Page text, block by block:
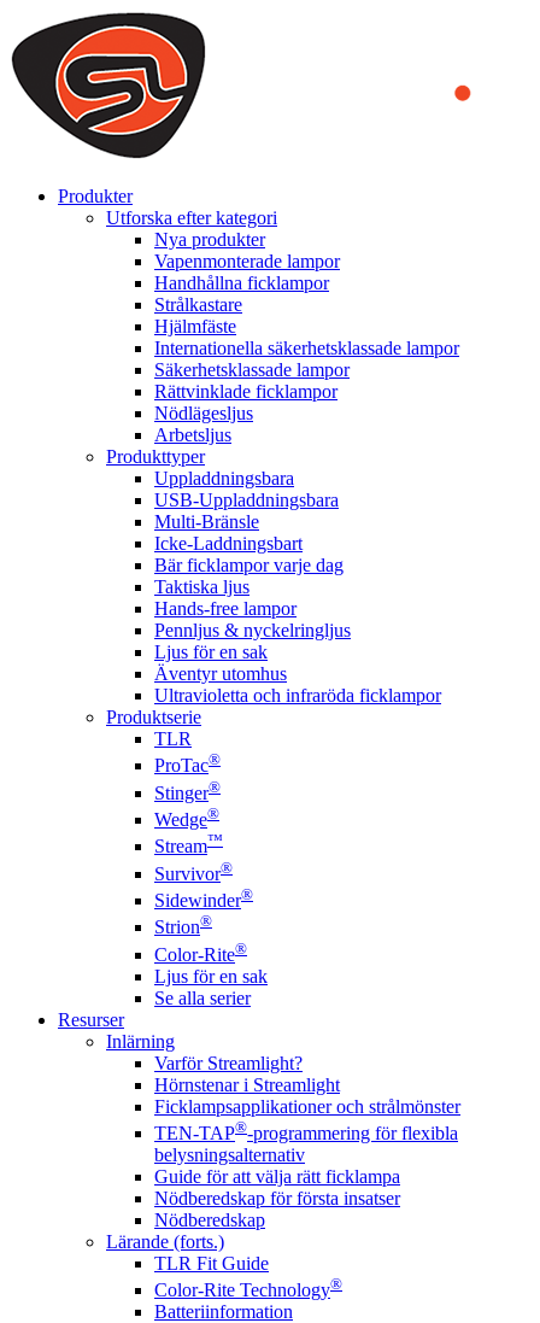
We use cookies to ensure that we provide you the best experience
on our website. By continuing to browse this website, you accept
that cookies are used to help us analyze how the website is used and
to offer you a better experience. To learn more or to find out how
you can disable cookies, you can access our
Produkter
Utforska efter kategori
Nya produkter
Vapenmonterade lampor
Handhållna ficklampor
Strålkastare
Hjälmfäste
Internationella säkerhetsklassade lampor
Säkerhetsklassade lampor
Rättvinklade ficklampor
Nödlägesljus
Arbetsljus
Produkttyper
Uppladdningsbara
USB-Uppladdningsbara
Multi-Bränsle
Icke-Laddningsbart
Bär ficklampor varje dag
Taktiska ljus
Hands-free lampor
Pennljus & nyckelringljus
Ljus för en sak
Äventyr utomhus
Ultravioletta och infraröda ficklampor
Produktserie
TLR
ProTac®
Stinger®
Wedge®
Stream™
Survivor®
Sidewinder®
Strion®
Color-Rite®
Ljus för en sak
Se alla serier
Resurser
Inlärning
Varför Streamlight?
Hörnstenar i Streamlight
Ficklampsapplikationer och strålmönster
TEN-TAP®-programmering för flexibla
belysningsalternativ
Guide för att välja rätt ficklampa
Nödberedskap för första insatser
Nödberedskap
Lärande (forts.)
TLR Fit Guide
Color-Rite Technology®
Batteriinformation